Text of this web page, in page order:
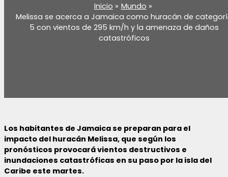
Inicio
Mundo
Melissa se acerca a Jamaica como huracán de
5 con vientos de 295 km/h y la amenaza de daños
catastróficos
Los habitantes de Jamaica se preparan para el
impacto del huracán Melissa, que según los
pronósticos provocará vientos destructivos e
inundaciones catastróficas en su paso por la isla del
Caribe este martes.